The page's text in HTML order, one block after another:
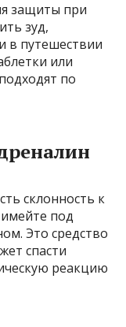
защиты при
зуд,
в путешествии
или
по
склонность к
под
Это средство
спасти
реакцию